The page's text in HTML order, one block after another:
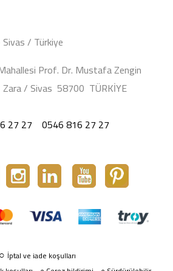
/ Türkiye
Prof. Dr. Mustafa Zengin
Zara / Sivas 58700 TÜRKİYE
27 27 0546 816 27 27
○ İptal ve iade koşulları